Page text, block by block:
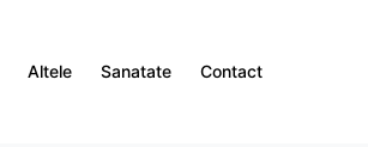
Altele Sanatate Contact